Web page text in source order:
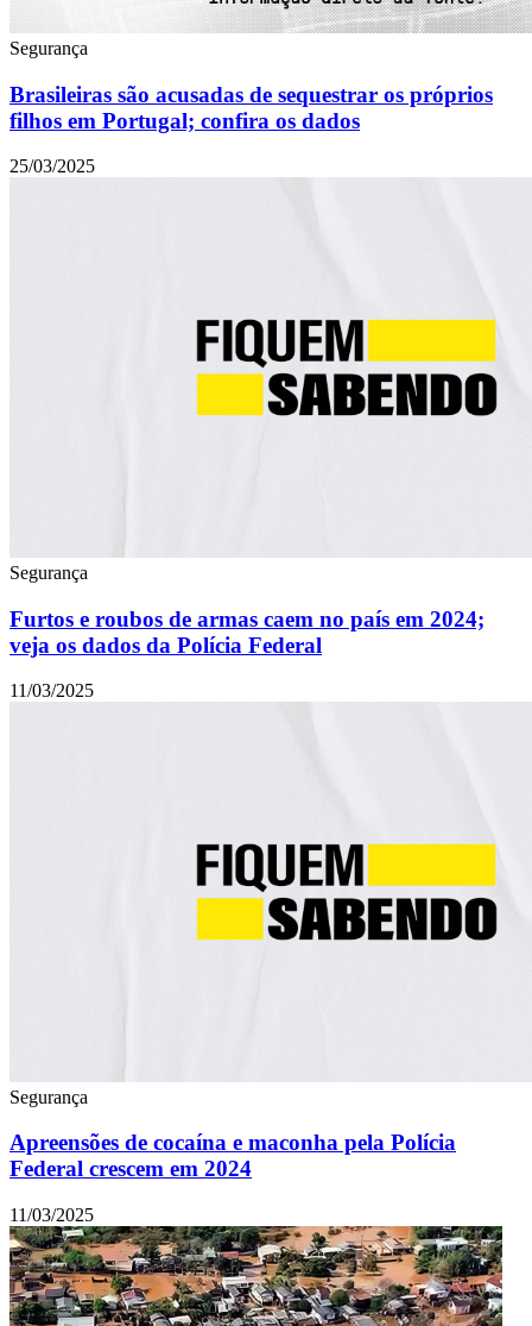
Segurança
Brasileiras são acusadas de sequestrar os próprios
filhos em Portugal; confira os dados
25/03/2025
Segurança
Furtos e roubos de armas caem no país em 2024;
veja os dados da Polícia Federal
11/03/2025
Segurança
Apreensões de cocaína e maconha pela Polícia
Federal crescem em 2024
11/03/2025